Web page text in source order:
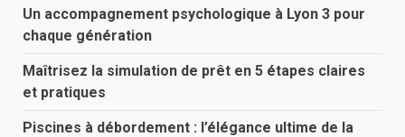
Un accompagnement psychologique à Lyon 3 pour
chaque génération
Maîtrisez la simulation de prêt en 5 étapes claires
et pratiques
Piscines à débordement : l’élégance ultime de la